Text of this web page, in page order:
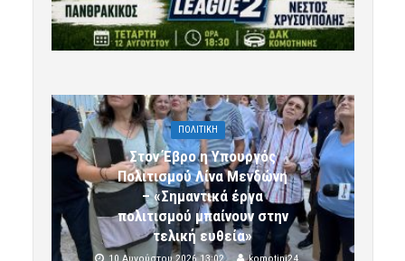
ΠΟΛΙΤΙΚΗ
Στον Έβρο η Υπουργός
Πολιτισμού Λίνα Μενδώνη
– «Σημαντικά έργα
πολιτισμού μπαίνουν στην
τελική ευθεία»